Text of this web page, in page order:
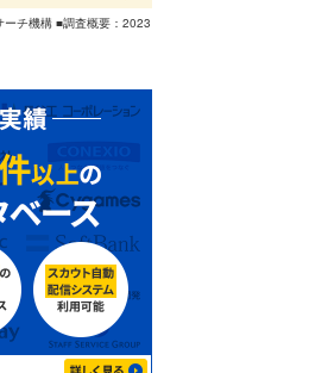
チ機構 ■調査概要：2023